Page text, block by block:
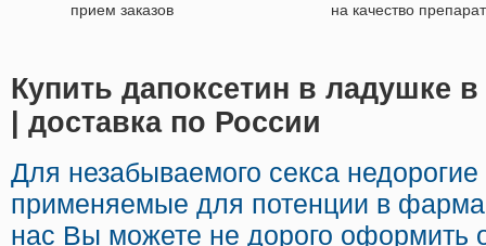
прием заказов на качество
Купить дапоксетин в ладушке
| доставка по России
Для незабываемого секса недорогие
применяемые для потенции в
нас Вы можете не дорого оформить